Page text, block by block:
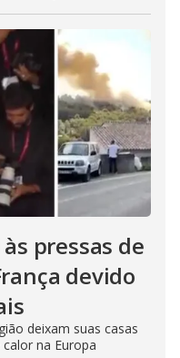
pressas de
devido
deixam suas casas
na Europa